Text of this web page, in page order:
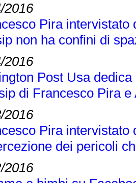
2016
Pira intervistato
non ha confini di
2016
Post Usa
di Francesco Pira e
2016
Pira intervistato
dei pericoli
2016